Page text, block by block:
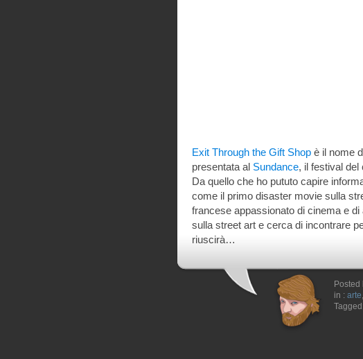
Exit Through the Gift Shop è il nome
presentata al Sundance, il festival del
Da quello che ho pututo capire
come il primo disaster movie sulla
francese appassionato di cinema e
sulla street art e cerca di incontrare
riuscirà…
in : arte,
Tagged: